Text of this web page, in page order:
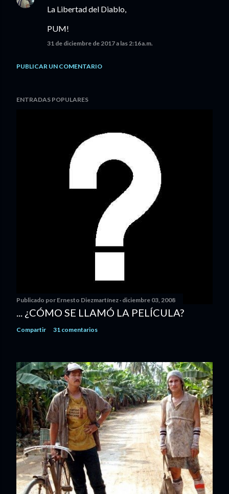
La Libertad del Diablo,
PUM!
31 de diciembre de 2017 a las 2:16 a.m.
PUBLICAR UN COMENTARIO
ENTRADAS POPULARES
Publicado por Ernesto Diezmartínez diciembre 03, 2008
... ¿CÓMO SE LLAMÓ LA PELÍCULA?
Compartir 31 comentarios